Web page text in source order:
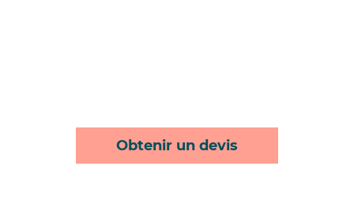
Obtenir un devis